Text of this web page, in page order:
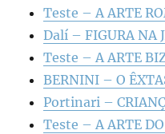
Teste – A ARTE
Dalí – FIGURA NA
Teste – A ARTE
BERNINI – O
Portinari –
Teste – A ARTE DO